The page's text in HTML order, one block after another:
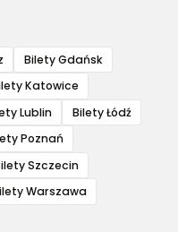
Bilety Gdańsk
Katowice
Lublin
Bilety Łódź
Poznań
Szczecin
Warszawa